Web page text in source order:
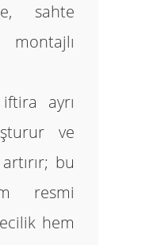
sahte
ayrı
ve
bu
resmi
hem